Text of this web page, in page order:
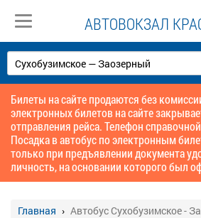
АВТОВОКЗАЛ
Билеты на сайте продаются без
электронных билетов на сайте
отправления рейса. Телефон
Посадка в автобус по электронным
только при предъявлении документа
личность, на основании которого был
Главная Автобус Сухобузимское -